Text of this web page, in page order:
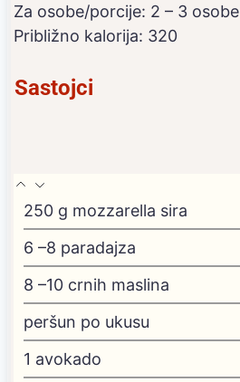
Za osobe/porcije: 2 – 3 osobe
Približno kalorija: 320
Sastojci
250 g mozzarella sira
6 –8 paradajza
8 –10 crnih maslina
peršun po ukusu
1 avokado